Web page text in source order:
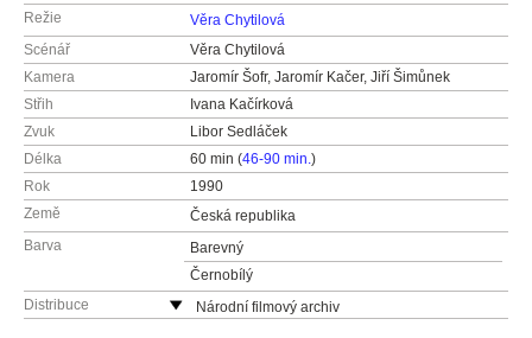
Režie
Věra Chytilová
Scénář
Věra Chytilová
Kamera
Jaromír Šofr, Jaromír Kačer, Jiří Šimůnek
Střih
Ivana Kačírková
Zvuk
Libor Sedláček
Délka
60 min (46-90 min.)
Rok
1990
Země
Česká republika
Barva
Barevný
Černobílý
Distribuce
Národní filmový archiv